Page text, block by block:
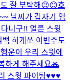
잘 부탁해😉😊호
날씨가 갑자기 엄
니구!! 얼른 스윗
하게쏘 이번주도
운이 우리 스윗에
하게 해주세요🙏
스윗 파이팅♥️♥️♥️